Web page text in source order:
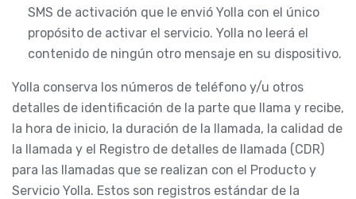
SMS de activación que le envió Yolla con el único
propósito de activar el servicio. Yolla no leerá el
contenido de ningún otro mensaje en su dispositivo.
Yolla conserva los números de teléfono y/u otros
detalles de identificación de la parte que llama y recibe,
la hora de inicio, la duración de la llamada, la calidad de
la llamada y el Registro de detalles de llamada (CDR)
para las llamadas que se realizan con el Producto y
Servicio Yolla. Estos son registros estándar de la